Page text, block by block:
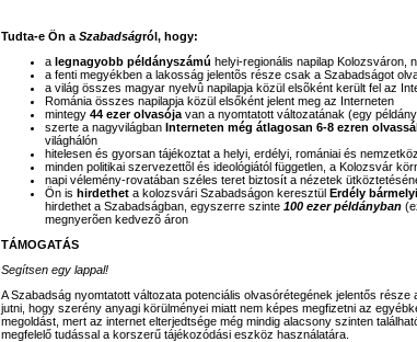
Tudta-e Ön a Szabadságról, hogy:
a legnagyobb példányszámú helyi-regionális napilap Kolozsváron,
a fenti megyékben a lakosság jelentõs része csak a Szabadságot
a világ összes magyar nyelvû napilapja közül elsõként került fel az
Románia összes napilapja közül elsőként jelent meg az Interneten
mintegy 44 ezer olvasója van a nyomtatott változatának (egy
szerte a nagyvilágban Interneten még átlagosan 6-8 ezren
világhálón
hitelesen és gyorsan tájékoztat a helyi, erdélyi, romániai és
minden politikai szervezettõl és ideológiától független, a Kolozsvár
napi vélemény-rovatában széles teret biztosít a nézetek
Ön is hirdethet a kolozsvári Szabadságon keresztül Erdély
hirdethet a Szabadságban, egyszerre szinte 100 ezer példányban
megnyerõen kedvezõ áron
TÁMOGATÁS
Segítsen egy lappal!
A Szabadság nyomtatott változata potenciális olvasórétegének jelentős
jutni, hogy szerény anyagi körülményei miatt nem képes megfizetni az
megoldást, mert az internet elterjedtsége még mindig alacsony szinten
megfelelő tudással a korszerű tájékozódási eszköz használatára.